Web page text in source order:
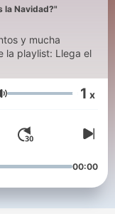
la Navidad?"
y mucha
la playlist: Llega el
Volumen 1 x
00:00